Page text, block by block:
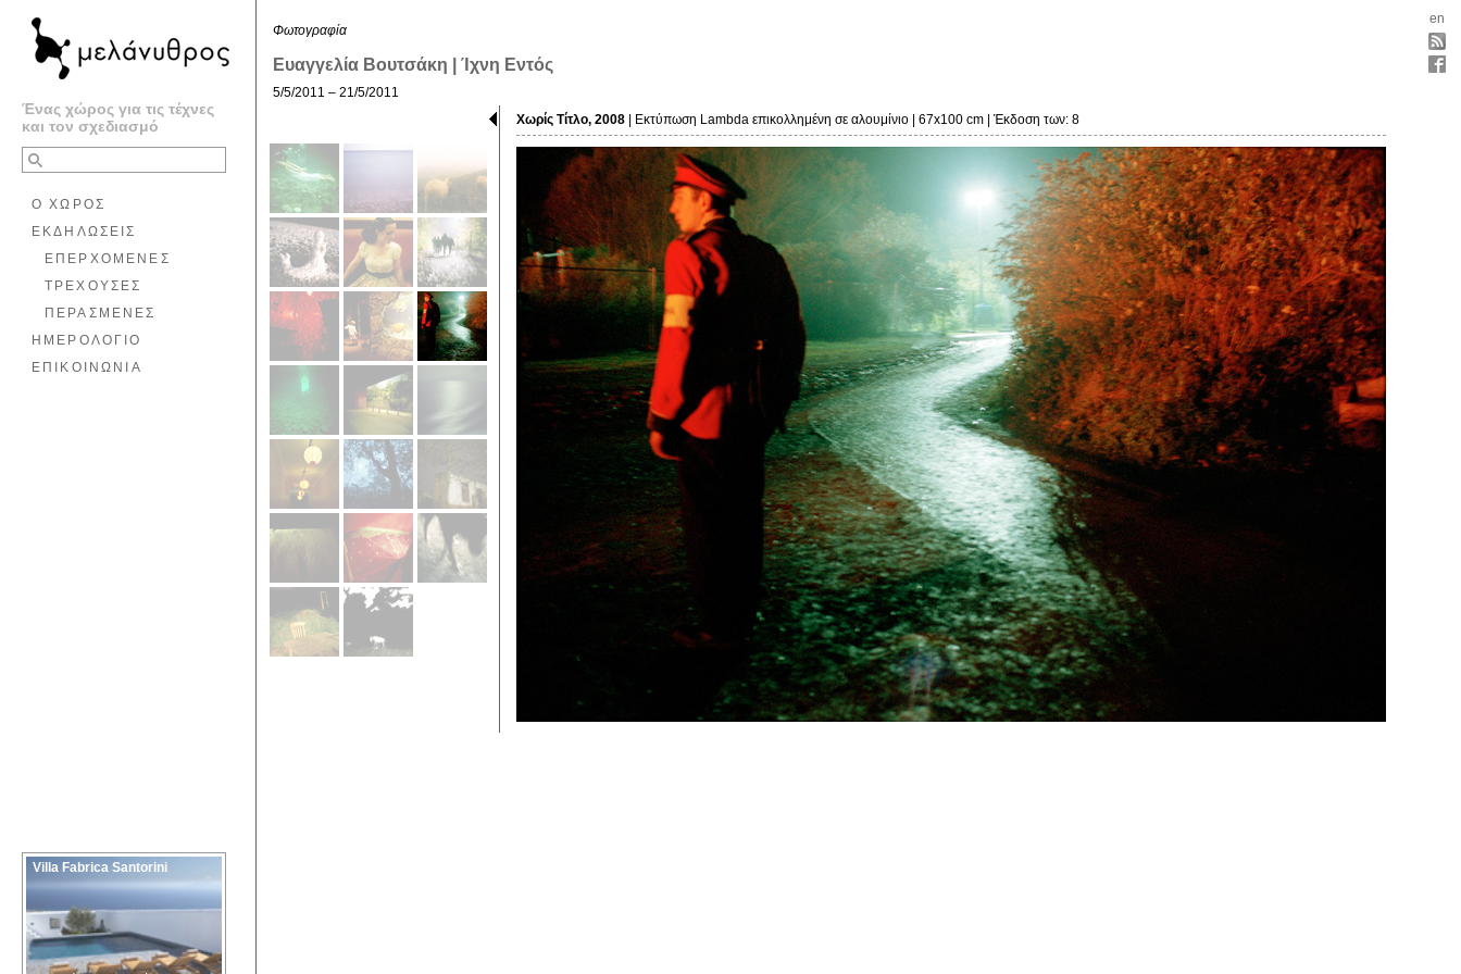
en
Ένας χώρος για τις τέχνες
και τον σχεδιασμό
Ο ΧΩΡΟΣ
ΕΚΔΗΛΩΣΕΙΣ
ΕΠΕΡΧΟΜΕΝΕΣ
ΤΡΕΧΟΥΣΕΣ
ΠΕΡΑΣΜΕΝΕΣ
ΗΜΕΡΟΛΟΓΙΟ
ΕΠΙΚΟΙΝΩΝΙΑ
Villa Fabrica Santorini
Φωτογραφία
Ευαγγελία Βουτσάκη | Ίχνη Εντός
5/5/2011 – 21/5/2011
Χωρίς Τίτλο, 2008 | Εκτύπωση Lambda επικολλημένη σε αλουμίνιο | 67x100 cm | Έκδοση των: 8